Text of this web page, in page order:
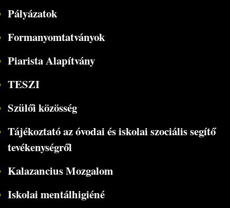
Pályázatok
Formanyomtatványok
Piarista Alapítvány
TESZI
Szülői közösség
Tájékoztató az óvodai és iskolai szociális segítő
tevékenységről
Kalazancius Mozgalom
Iskolai mentálhigiéné